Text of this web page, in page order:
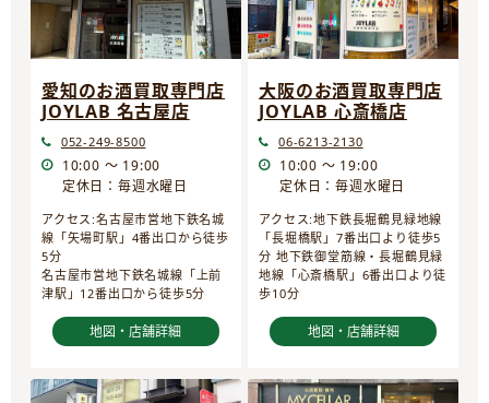
愛知のお酒買取専門店
JOYLAB 名古屋店
052-249-8500
10:00 ～ 19:00
定休日：毎週水曜日
アクセス:名古屋市営地下鉄名城
線「矢場町駅」4番出口から徒歩
5分
名古屋市営地下鉄名城線「上前
津駅」12番出口から徒歩5分
地図・店舗詳細
大阪のお酒買取専門店
JOYLAB 心斎橋店
06-6213-2130
10:00 ～ 19:00
定休日：毎週水曜日
アクセス:地下鉄長堀鶴見緑地線
「長堀橋駅」7番出口より徒歩5
分 地下鉄御堂筋線・長堀鶴見緑
地線「心斎橋駅」6番出口より徒
歩10分
地図・店舗詳細